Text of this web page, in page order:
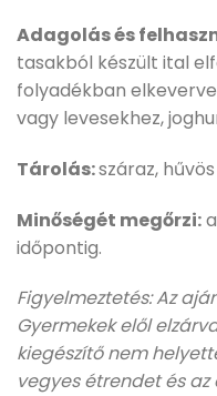
Adagolás és
tasakból készült ital
folyadékban
vagy levesekhez,
Tárolás:száraz,
Minőségét megőrzi:
időpontig.
Figyelmeztetés: Az
Gyermekek elől
kiegészítő nem
vegyes étrendet és